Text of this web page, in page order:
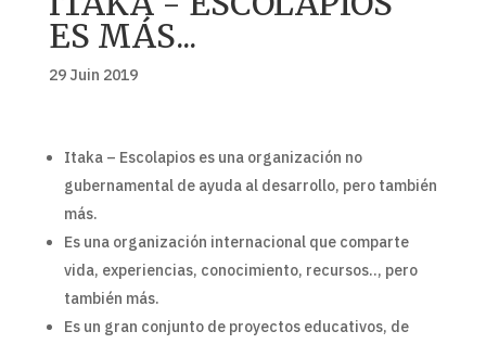
ES MÁS...
29 Juin 2019
Itaka – Escolapios es una organización no
gubernamental de ayuda al desarrollo, pero también
más.
Es una organización internacional que comparte
vida, experiencias, conocimiento, recursos.., pero
también más.
Es un gran conjunto de proyectos educativos, de